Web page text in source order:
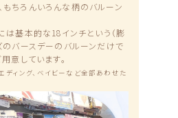
もちろんいろんな柄のバルーン
は基本的な18インチという（膨
バースデーのバルーンだけで
意しています。
ディング、ベイビーなど全部あわせた